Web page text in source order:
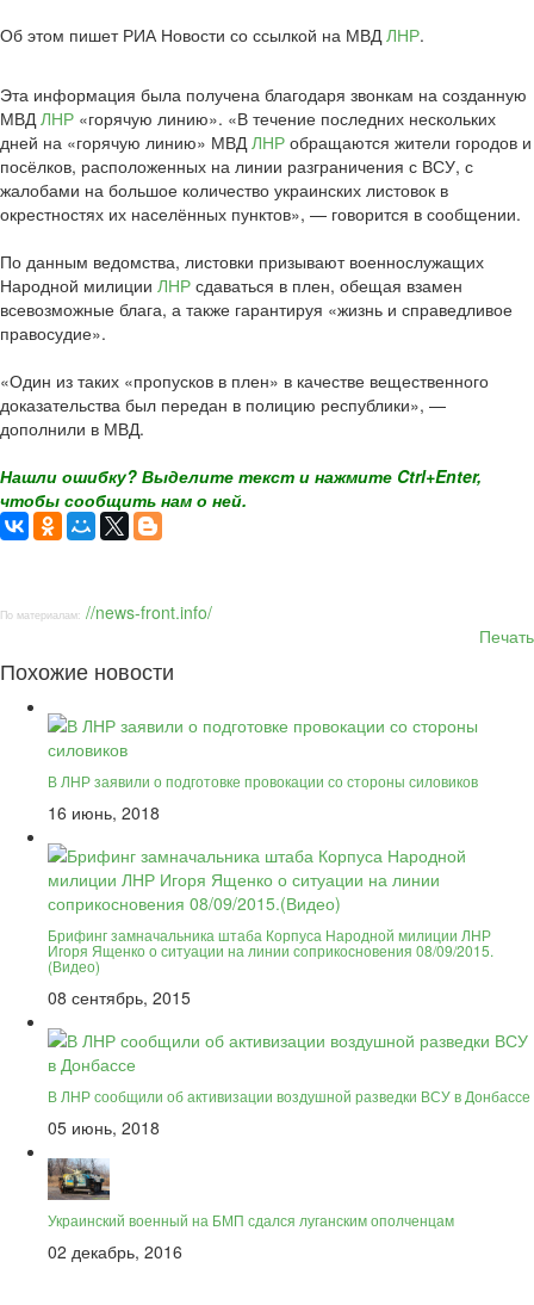
Об этом пишет РИА Новости со ссылкой на МВДЛНР.
Эта информация была получена благодаря звонкам на созданную
МВДЛНР «горячую линию». «В течение последних нескольких
дней на «горячую линию» МВДЛНР обращаются жители городов и
посёлков, расположенных на линии разграничения с ВСУ, с
жалобами на большое количество украинских листовок в
окрестностях их населённых пунктов», — говорится в сообщении.
По данным ведомства, листовки призывают военнослужащих
Народной милиции ЛНР сдаваться в плен, обещая взамен
всевозможные блага, а также гарантируя «жизнь и справедливое
правосудие».
«Один из таких «пропусков в плен» в качестве вещественного
доказательства был передан в полицию республики», —
дополнили в МВД.
Нашли ошибку? Выделите текст и нажмите Ctrl+Enter,
чтобы сообщить нам о ней.
По материалам: //news-front.info/
Печать
Похожие новости
В ЛНР заявили о подготовке провокации со стороны силовиков
16 июнь, 2018
Брифинг замначальника штаба Корпуса Народной милиции ЛНР
Игоря Ященко о ситуации на линии соприкосновения 08/09/2015.
(Видео)
08 сентябрь, 2015
В ЛНР сообщили об активизации воздушной разведки ВСУ в Донбассе
05 июнь, 2018
Украинский военный на БМП сдался луганским ополченцам
02 декабрь, 2016